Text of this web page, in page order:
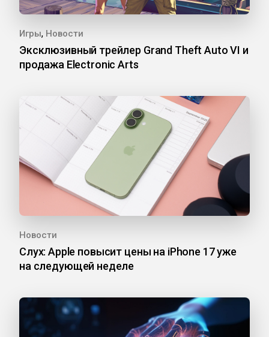
Игры, Новости
Эксклюзивный трейлер Grand Theft Auto VI и
продажа Electronic Arts
Новости
Слух: Apple повысит цены на iPhone 17 уже
на следующей неделе